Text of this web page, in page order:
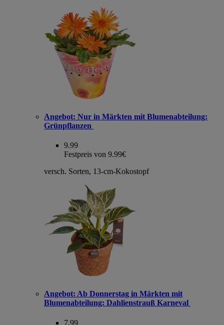
Angebot: Nur in Märkten mit Blumenabteilung:
Grünpflanzen
9.99
Festpreis von 9.99€
versch. Sorten, 13-cm-Kokostopf
Angebot: Ab Donnerstag in Märkten mit
Blumenabteilung: Dahlienstrauß Karneval
7.99